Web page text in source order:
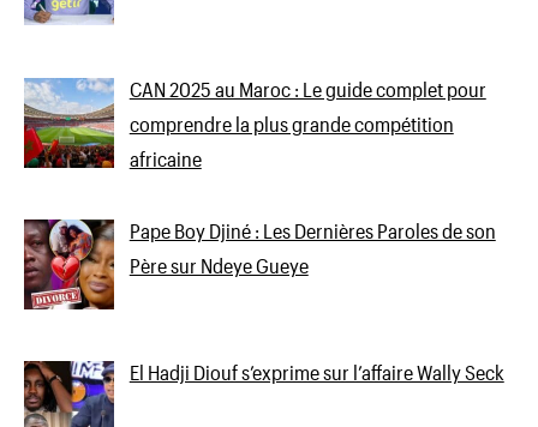
CAN 2025 au Maroc : Le guide complet pour
comprendre la plus grande compétition
africaine
Pape Boy Djiné : Les Dernières Paroles de son
Père sur Ndeye Gueye
El Hadji Diouf s’exprime sur l’affaire Wally Seck